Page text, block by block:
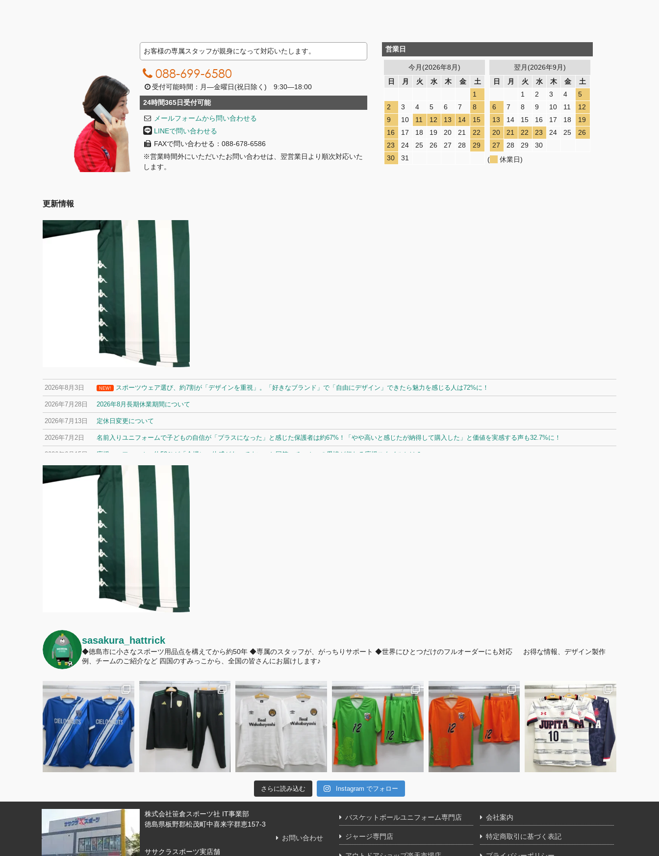
お客様の専属スタッフが親身になって対応いたします。
088-699-6580
受付可能時間：月―金曜日(祝日除く) 9:30―18:00
24時間365日受付可能
メールフォームから問い合わせる
LINEで問い合わせる
FAXで問い合わせる：088-678-6586
※営業時間外にいただいたお問い合わせは、翌営業日より順次対応いた
します。
営業日
今月(2026年8月)
日
月 火 水 木 金
土
1
2
3 4 5 6 7
8
9
10 11 12 13 14
15
16
17 18 19 20 21
22
23
24 25 26 27 28
29
30
31
翌月(2026年9月)
日
月 火 水 木 金
土
1
2 3 4
5
6
7 8 9 10 11
12
13
14 15 16 17 18
19
20
21 22 23 24 25
26
27
28 29
30
(
休業日)
更新情報
2026年8月3日 NEW! スポーツウェア選び、約7割が「デザインを重視」。「好きなブランド」で「自由にデザイン」できたら魅力を感じる人は72%に！
2026年7月28日 2026年8月長期休業期間について
2026年7月13日 定休日変更について
2026年7月2日 名前入りユニフォームで子どもの自信が「プラスになった」と感じた保護者は約67%！「やや高いと感じたが納得して購入した」と価値を実感する声も32.7%に！
2026年6月15日 応援ユニフォーム、約53％が「会場に一体感があってよい」と回答。チームへの愛情が伝わる応援スタイルとは？
sasakura_hattrick
◆徳島市に小さなスポーツ用品点を構えてから約50年 ◆専属のスタッフが、がっちりサポート ◆世界にひとつだけのフルオーダーにも対応
お得な情報、デザイン製作
例、チームのご紹介など 四国のすみっこから、全国の皆さんにお届けします♪
さらに読み込む Instagram でフォロー
株式会社笹倉スポーツ社 IT事業部
徳島県板野郡松茂町中喜来字群恵157-3
お問い合わせ
ササクラスポーツ実店舗
バスケットボールユニフォーム専門店
ジャージ専門店
会社案内
特定商取引に基づく表記